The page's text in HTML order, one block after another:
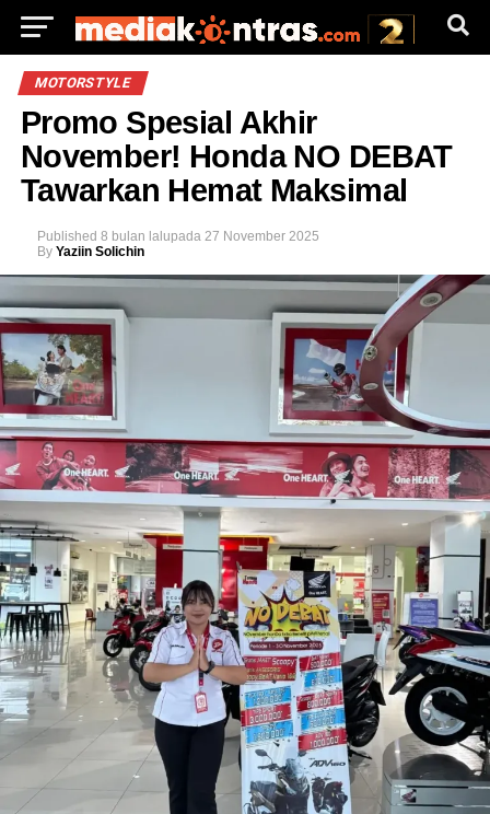
MOTORSTYLE
Promo Spesial Akhir
November! Honda NO DEBAT
Tawarkan Hemat Maksimal
Published 8 bulan lalupada 27 November 2025
By Yaziin Solichin